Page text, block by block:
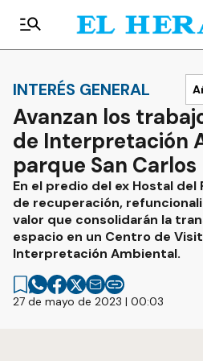
INTERÉS GENERAL
Avanzan los
de Interpretación
parque San Carlos
En el predio del ex Hostal del
de recuperación,
valor que consolidarán la
espacio en un Centro de
Interpretación Ambiental.
27 de mayo de 2023 | 00:03